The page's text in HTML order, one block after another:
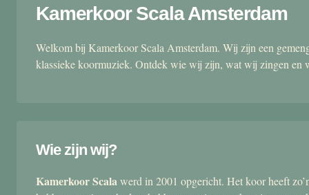
Kamerkoor Scala Amsterdam
Welkom bij Kamerkoor Scala Amsterdam. Wij zijn een
klassieke koormuziek. Ontdek wie wij zijn, wat wij zingen en
Wie zijn wij?
Kamerkoor Scalawerd in 2001 opgericht. Het koor heeft